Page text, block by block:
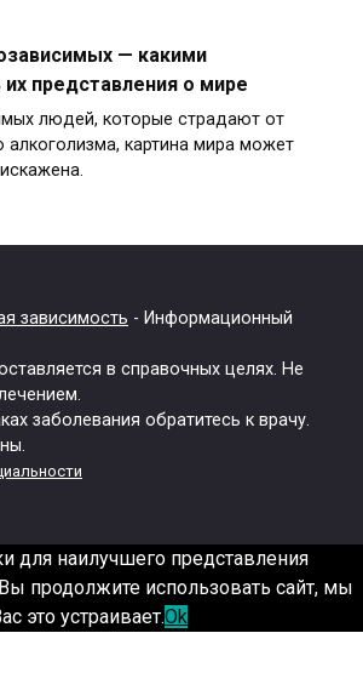
— какими
их представления о мире
людей, которые страдают от
алкоголизма, картина мира может
зависимость - Информационный
в справочных целях. Не
заболевания обратитесь к врачу.
для наилучшего представления
продолжите использовать сайт, мы
это устраивает.Ok